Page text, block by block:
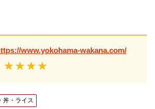
www.yokohama-wakana.com/
★★★★
丼・ライス